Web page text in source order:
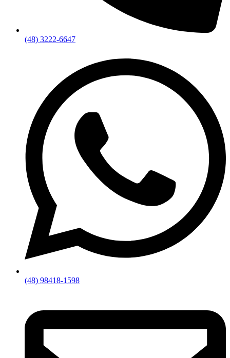
(48) 3222-6647
(48) 98418-1598